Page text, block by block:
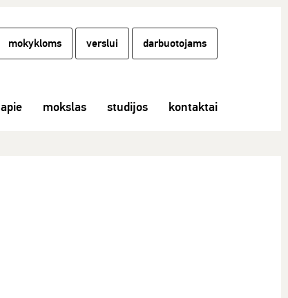
mokykloms verslui darbuotojams
apie mokslas studijos kontaktai